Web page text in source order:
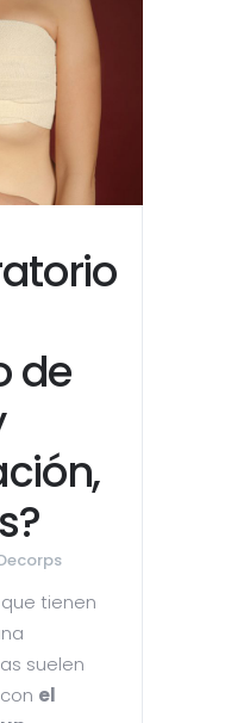
de
tienen
suelen
el